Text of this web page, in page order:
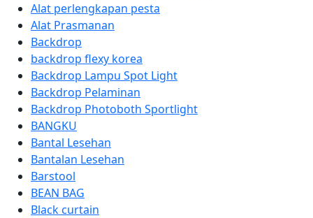
Alat perlengkapan pesta
Alat Prasmanan
Backdrop
backdrop flexy korea
Backdrop Lampu Spot Light
Backdrop Pelaminan
Backdrop Photoboth Sportlight
BANGKU
Bantal Lesehan
Bantalan Lesehan
Barstool
BEAN BAG
Black curtain